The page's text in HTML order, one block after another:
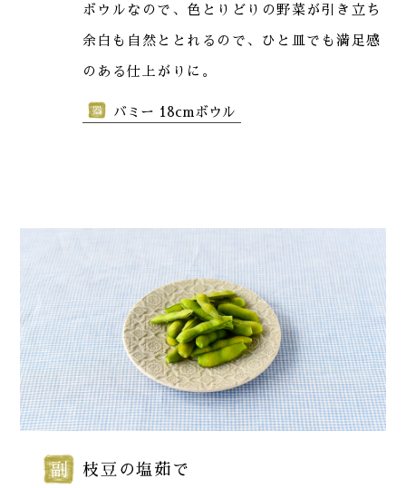
ボウルなので、色とりどりの野菜が引き立ち
余白も自然ととれるので、ひと皿でも満足感
のある仕上がりに。
バミー 18cmボウル
枝豆の塩茹で